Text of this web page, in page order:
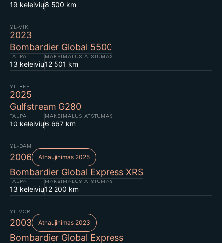
19 keleivių8 500 km
YL-VIK
2023
Bombardier Global 5500
TALPA
13 keleivių
MAKSIMALUS ATSTUMAS
12 501 km
YL-BEE
2025
Gulfstream G280
TALPA
10 keleivių
MAKSIMALUS ATSTUMAS
6 667 km
YL-DAM
2006 Atnaujinimas 2025
Bombardier Global Express XRS
TALPA
13 keleivių
MAKSIMALUS ATSTUMAS
12 200 km
YL-VCR
2003 Atnaujinimas 2023
Bombardier Global Express